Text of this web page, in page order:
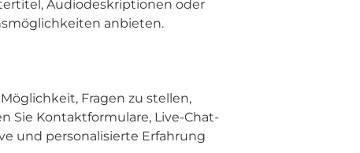
Audiodeskriptionen oder
anbieten.
Fragen zu stellen,
Sie Kontaktformulare, Live-Chat-
und personalisierte Erfahrung